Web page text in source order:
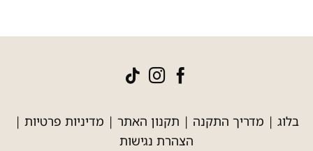
בלוג | מדריך התקנה | תקנון האתר | מדיניות פרטיות |
הצהרת נגישות